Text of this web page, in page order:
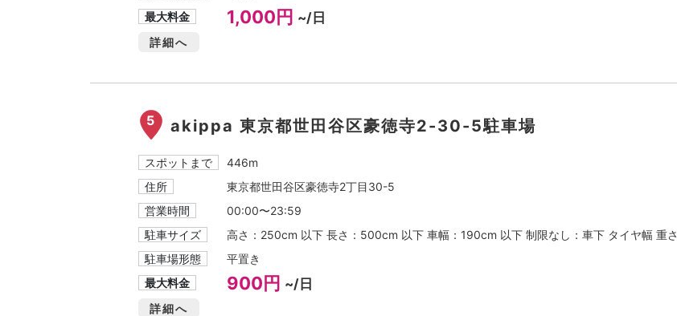
最大料金
1,000円 ~/日
詳細へ
5 akippa 東京都世田谷区豪徳寺2-30-5駐車場
スポットまで
446m
住所
東京都世田谷区豪徳寺2丁目30-5
営業時間
00:00〜23:59
駐車サイズ
高さ：250cm 以下 長さ：500cm 以下 車幅：190cm 以下 制限なし：車下 タイヤ幅 重さ
駐車場形態
平置き
最大料金
900円 ~/日
詳細へ